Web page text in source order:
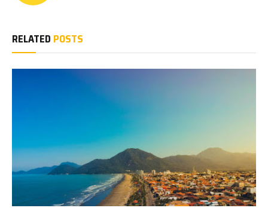
RELATED POSTS